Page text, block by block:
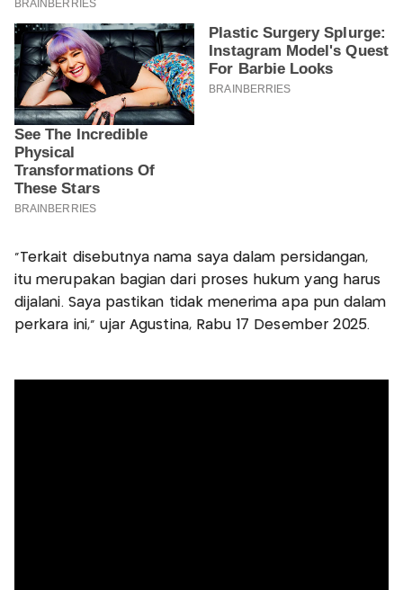
“Terkait disebutnya nama saya dalam persidangan,
itu merupakan bagian dari proses hukum yang harus
dijalani. Saya pastikan tidak menerima apa pun dalam
perkara ini,” ujar Agustina, Rabu 17 Desember 2025.